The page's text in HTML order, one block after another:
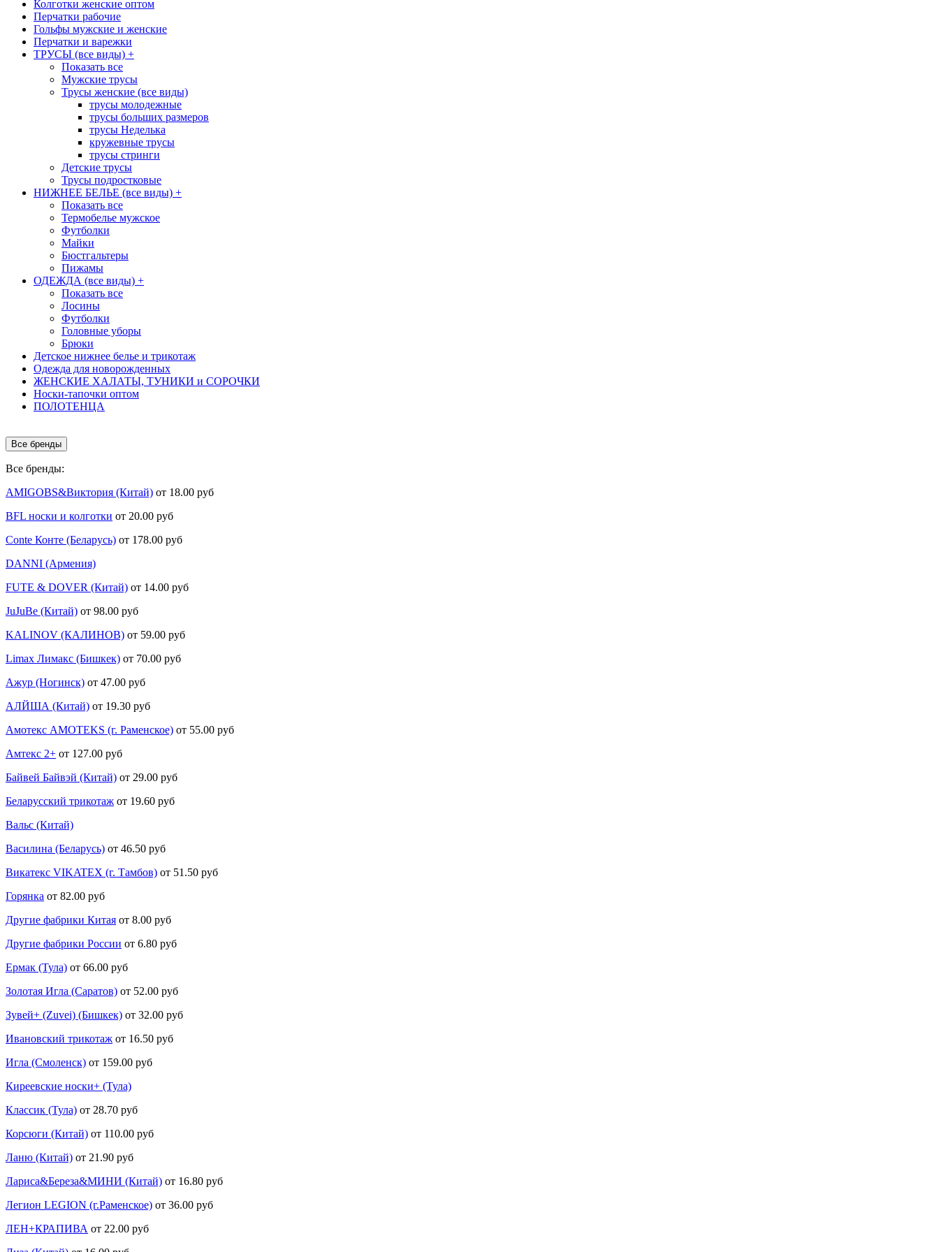
Колготки женские оптом
Перчатки рабочие
Гольфы мужские и женские
Перчатки и варежки
ТРУСЫ (все виды) +
Показать все
Мужские трусы
Трусы женские (все виды)
трусы молодежные
трусы больших размеров
трусы Неделька
кружевные трусы
трусы стринги
Детские трусы
Трусы подростковые
НИЖНЕЕ БЕЛЬЕ (все виды) +
Показать все
Термобелье мужское
Футболки
Майки
Бюстгальтеры
Пижамы
ОДЕЖДА (все виды) +
Показать все
Лосины
Футболки
Головные уборы
Брюки
Детское нижнее белье и трикотаж
Одежда для новорожденных
ЖЕНСКИЕ ХАЛАТЫ, ТУНИКИ и СОРОЧКИ
Носки-тапочки оптом
ПОЛОТЕНЦА
Все бренды
Все бренды:
AMIGOBS&Виктория (Китай) от 18.00 руб
BFL носки и колготки от 20.00 руб
Conte Конте (Беларусь) от 178.00 руб
DANNI (Армения)
FUTE & DOVER (Китай) от 14.00 руб
JuJuBe (Китай) от 98.00 руб
KALINOV (КАЛИНОВ) от 59.00 руб
Limax Лимакс (Бишкек) от 70.00 руб
Ажур (Ногинск) от 47.00 руб
АЛЙША (Китай) от 19.30 руб
Амотекс AMOTEKS (г. Раменское) от 55.00 руб
Амтекс 2+ от 127.00 руб
Байвей Байвэй (Китай) от 29.00 руб
Беларусский трикотаж от 19.60 руб
Вальс (Китай)
Василина (Беларусь) от 46.50 руб
Викатекс VIKATEX (г. Тамбов) от 51.50 руб
Горянка от 82.00 руб
Другие фабрики Китая от 8.00 руб
Другие фабрики России от 6.80 руб
Ермак (Тула) от 66.00 руб
Золотая Игла (Саратов) от 52.00 руб
Зувей+ (Zuvei) (Бишкек) от 32.00 руб
Ивановский трикотаж от 16.50 руб
Игла (Смоленск) от 159.00 руб
Киреевские носки+ (Тула)
Классик (Тула) от 28.70 руб
Корсюги (Китай) от 110.00 руб
Ланю (Китай) от 21.90 руб
Лариса&Береза&МИНИ (Китай) от 16.80 руб
Легион LEGION (г.Раменское) от 36.00 руб
ЛЕН+КРАПИВА от 22.00 руб